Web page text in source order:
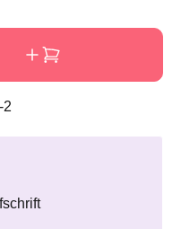
de gewenste
2